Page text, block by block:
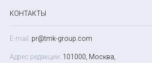
КОНТАКТЫ
E-mail: pr@tmk-group.com
Адрес редакции: 101000, Москва,